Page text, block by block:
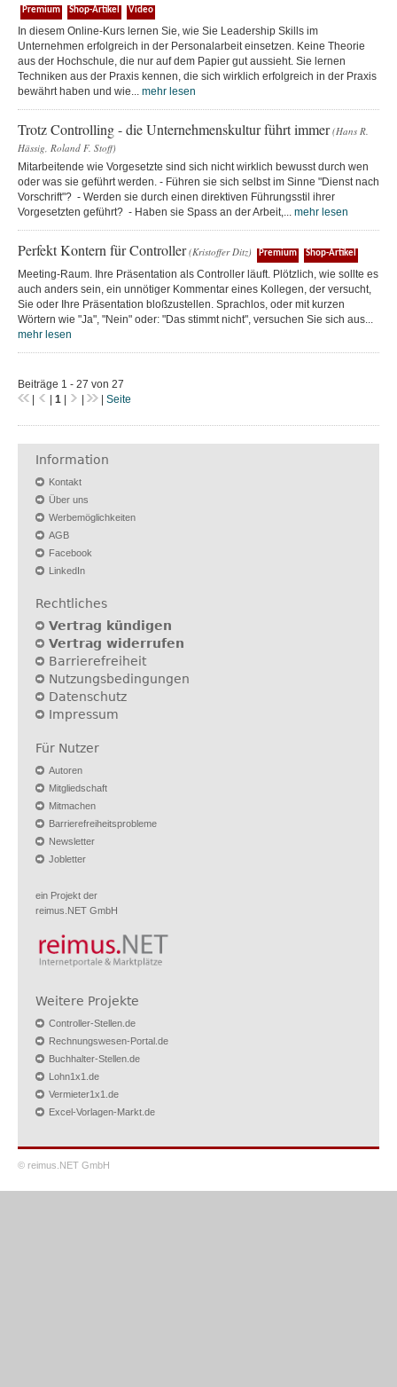
Premium Shop-Artikel Video
In diesem Online-Kurs lernen Sie, wie Sie Leadership Skills im
Unternehmen erfolgreich in der Personalarbeit einsetzen. Keine Theorie
aus der Hochschule, die nur auf dem Papier gut aussieht. Sie lernen
Techniken aus der Praxis kennen, die sich wirklich erfolgreich in der Praxis
bewährt haben und wie... mehr lesen
Trotz Controlling - die Unternehmenskultur führt immer (Hans R.
Hässig, Roland F. Stoff)
Mitarbeitende wie Vorgesetzte sind sich nicht wirklich bewusst durch wen
oder was sie geführt werden. - Führen sie sich selbst im Sinne "Dienst nach
Vorschrift"? - Werden sie durch einen direktiven Führungsstil ihrer
Vorgesetzten geführt? - Haben sie Spass an der Arbeit,... mehr lesen
Perfekt Kontern für Controller (Kristoffer Ditz) Premium Shop-Artikel
Meeting-Raum. Ihre Präsentation als Controller läuft. Plötzlich, wie sollte es
auch anders sein, ein unnötiger Kommentar eines Kollegen, der versucht,
Sie oder Ihre Präsentation bloßzustellen. Sprachlos, oder mit kurzen
Wörtern wie "Ja", "Nein" oder: "Das stimmt nicht", versuchen Sie sich aus...
mehr lesen
Beiträge 1 - 27 von 27
1 Seite
Information
Kontakt
Über uns
Werbemöglichkeiten
AGB
Facebook
LinkedIn
Rechtliches
Vertrag kündigen
Vertrag widerrufen
Barrierefreiheit
Nutzungsbedingungen
Datenschutz
Impressum
Für Nutzer
Autoren
Mitgliedschaft
Mitmachen
Barrierefreiheitsprobleme
Newsletter
Jobletter
ein Projekt der
reimus.NET GmbH
Weitere Projekte
Controller-Stellen.de
Rechnungswesen-Portal.de
Buchhalter-Stellen.de
Lohn1x1.de
Vermieter1x1.de
Excel-Vorlagen-Markt.de
© reimus.NET GmbH